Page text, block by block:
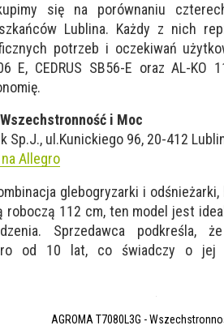
się na porównaniu
Lublina. Każdy z nich
potrzeb i oczekiwań
E, CEDRUS SB56-E oraz AL-
i Moc
Sp.J., ul.Kunickiego 96, 20-412
na Allegro
glebogryzarki i
roboczą 112 cm, ten model jest
Sprzedawca
od 10 lat, co świadczy o jej
AGROMA T7080L3G -